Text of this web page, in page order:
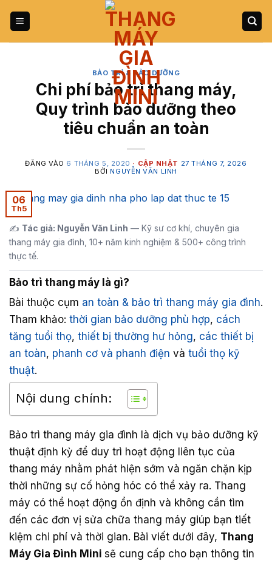
qua
BẢO TRÌ & BẢO DƯỠNG
Chi phí bảo trì thang máy,
Quy trình bảo dưỡng theo
tiêu chuẩn an toàn
ĐĂNG VÀO 6 THÁNG 5, 2020
27 THÁNG 7, 2026
BỞI NGUYỄN VĂN LINH
06
Th5
✍️ Tác giả: Nguyễn Văn Linh — Kỹ sư cơ khí, chuyên gia
thang máy gia đình, 10+ năm kinh nghiệm & 500+ công trình
thực tế.
Bảo trì thang máy là gì?
Bài thuộc cụm an toàn & bảo trì thang máy gia đình.
Tham khảo: thời gian bảo dưỡng phù hợp, cách
tăng tuổi thọ, thiết bị thường hư hỏng, các thiết bị
an toàn, phanh cơ và phanh điện và tuổi thọ kỹ
thuật.
Nội dung chính:
Bảo trì thang máy gia đình là dịch vụ bảo dưỡng kỹ
thuật định kỳ để duy trì hoạt động liên tục của
thang máy nhằm phát hiện sớm và ngăn chặn kịp
thời những sự cố hỏng hóc có thể xảy ra. Thang
máy có thể hoạt động ổn định và không cần tìm
đến các đơn vị sửa chữa thang máy giúp bạn tiết
kiệm chi phí và thời gian. Bài viết dưới đây, Thang
Máy Gia Đình Mini sẽ cung cấp cho bạn thông tin